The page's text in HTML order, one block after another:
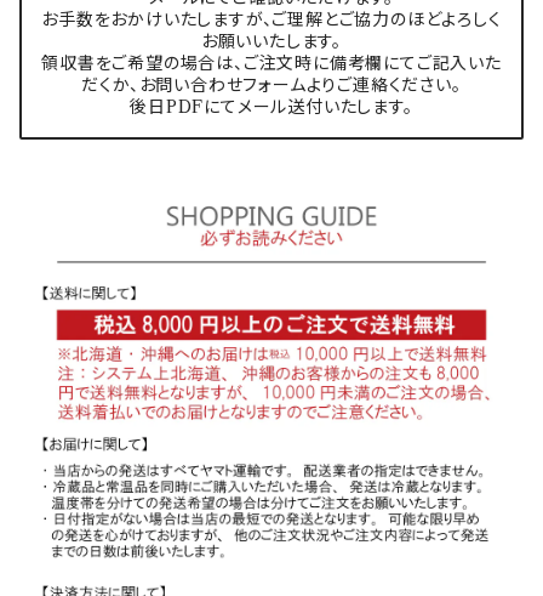
お手数をおかけいたしますが、ご理解とご協力のほどよろしく
お願いいたします。
領収書をご希望の場合は、ご注文時に備考欄にてご記入いた
だくか、お問い合わせフォームよりご連絡ください。
後日PDFにてメール送付いたします。